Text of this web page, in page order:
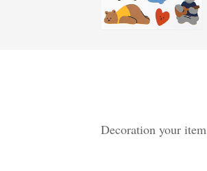
Decoration your item